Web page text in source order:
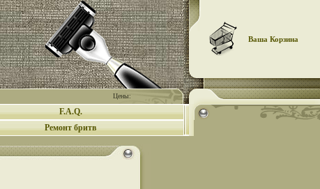
Цены:
Ваша Корзина
F.A.Q.
Ремонт бритв